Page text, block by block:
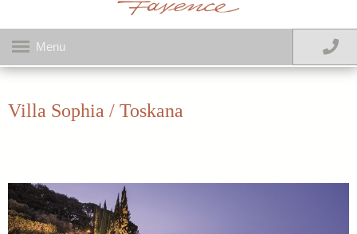
Menu
Villa Sophia / Toskana